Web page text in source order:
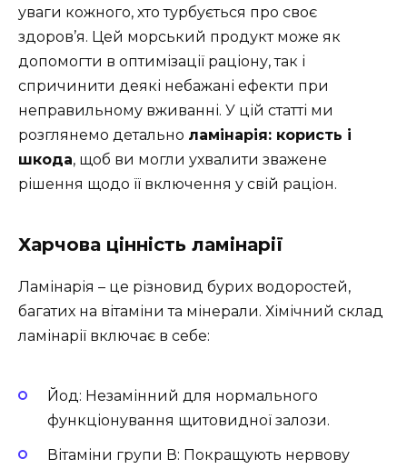
уваги кожного, хто турбується про своє
здоров’я. Цей морський продукт може як
допомогти в оптимізації раціону, так і
спричинити деякі небажані ефекти при
неправильному вживанні. У цій статті ми
розглянемо детально ламінарія: користь і
шкода, щоб ви могли ухвалити зважене
рішення щодо її включення у свій раціон.
Харчова цінність ламінарії
Ламінарія – це різновид бурих водоростей,
багатих на вітаміни та мінерали. Хімічний склад
ламінарії включає в себе:
Йод: Незамінний для нормального
функціонування щитовидної залози.
Вітаміни групи В: Покращують нервову